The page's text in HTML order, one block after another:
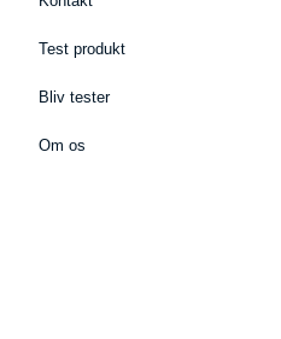
Test produkt
Bliv tester
Om os